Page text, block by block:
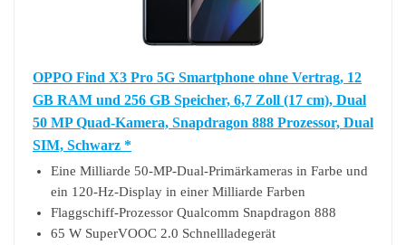
OPPO Find X3 Pro 5G Smartphone ohne Vertrag, 12
GB RAM und 256 GB Speicher, 6,7 Zoll (17 cm), Dual
50 MP Quad-Kamera, Snapdragon 888 Prozessor, Dual
SIM, Schwarz *
Eine Milliarde 50-MP-Dual-Primärkameras in Farbe und
ein 120-Hz-Display in einer Milliarde Farben
Flaggschiff-Prozessor Qualcomm Snapdragon 888
65 W SuperVOOC 2.0 Schnellladegerät